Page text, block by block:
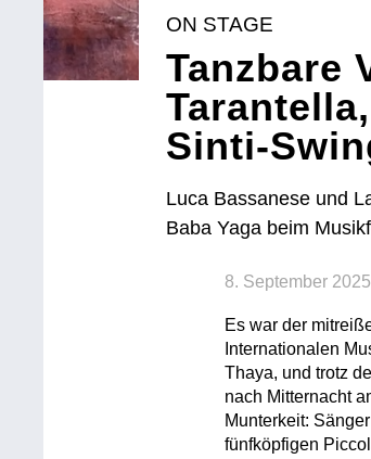
ON STAGE
Tanzbare
Sinti-
Luca Bassanese und
Baba Yaga beim
8. September
Es war der
Internationalen
Thaya, und trotz
nach Mitternacht
Munterkeit:
fünfköpfigen